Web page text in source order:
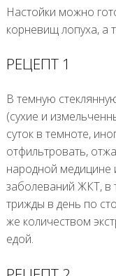
Настойки можно
корневищ лопуха, а
РЕЦЕПТ 1
В темную
(сухие и
суток в темноте,
отфильтровать,
народной медицине
заболеваний ЖКТ, в
трижды в день по
же количеством
едой.